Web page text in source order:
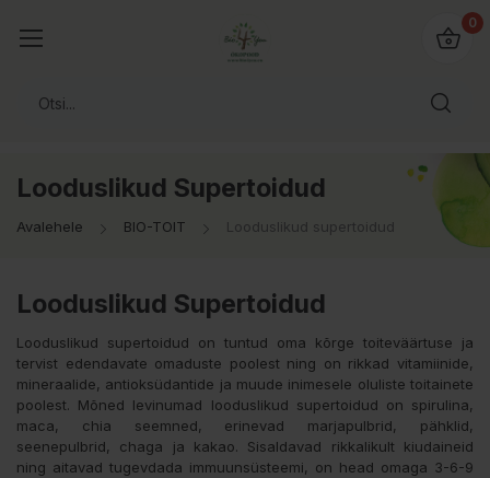
0
Looduslikud Supertoidud
Avalehele BIO-TOIT Looduslikud supertoidud
Looduslikud Supertoidud
Looduslikud supertoidud on tuntud oma kõrge toiteväärtuse ja
tervist edendavate omaduste poolest ning on rikkad vitamiinide,
mineraalide, antioksüdantide ja muude inimesele oluliste toitainete
poolest. Mõned levinumad looduslikud supertoidud on spirulina,
maca, chia seemned, erinevad marjapulbrid, pähklid,
seenepulbrid, chaga ja kakao. Sisaldavad rikkalikult kiudaineid
ning aitavad tugevdada immuunsüsteemi, on head omaga 3-6-9